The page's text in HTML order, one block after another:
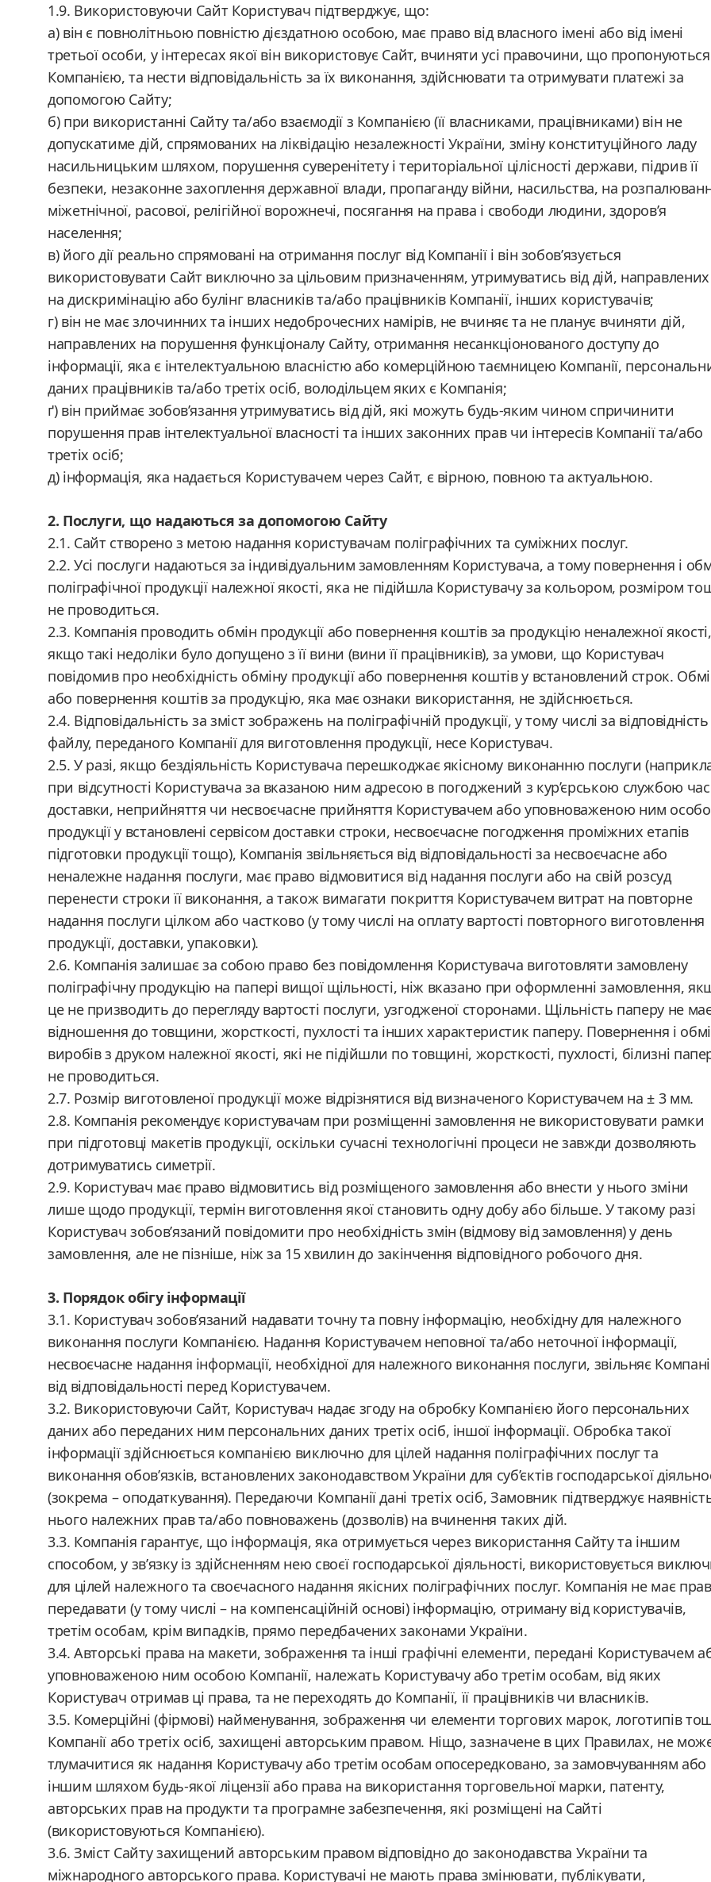
1.9. Використовуючи Сайт Користувач підтверджує, що:
а) він є повнолітньою повністю дієздатною особою, має право від власного імені або від імені
третьої особи, у інтересах якої він використовує Сайт, вчиняти усі правочини, що пропонуються
Компанією, та нести відповідальність за їх виконання, здійснювати та отримувати платежі за
допомогою Сайту;
б) при використанні Сайту та/або взаємодії з Компанією (її власниками, працівниками) він не
допускатиме дій, спрямованих на ліквідацію незалежності України, зміну конституційного ладу
насильницьким шляхом, порушення суверенітету і територіальної цілісності держави, підрив її
безпеки, незаконне захоплення державної влади, пропаганду війни, насильства, на
міжетнічної, расової, релігійної ворожнечі, посягання на права і свободи людини, здоров’я
населення;
в) його дії реально спрямовані на отримання послуг від Компанії і він зобов’язується
використовувати Сайт виключно за цільовим призначенням, утримуватись від дій, направлених
на дискримінацію або булінг власників та/або працівників Компанії, інших користувачів;
г) він не має злочинних та інших недоброчесних намірів, не вчиняє та не планує вчиняти дій,
направлених на порушення функціоналу Сайту, отримання несанкціонованого доступу до
інформації, яка є інтелектуальною власністю або комерційною таємницею Компанії,
даних працівників та/або третіх осіб, володільцем яких є Компанія;
ґ) він приймає зобов’язання утримуватись від дій, які можуть будь-яким чином спричинити
порушення прав інтелектуальної власності та інших законних прав чи інтересів Компанії та/або
третіх осіб;
д) інформація, яка надається Користувачем через Сайт, є вірною, повною та актуальною.
2. Послуги, що надаються за допомогою Сайту
2.1. Сайт створено з метою надання користувачам поліграфічних та суміжних послуг.
2.2. Усі послуги надаються за індивідуальним замовленням Користувача, а тому повернення і
поліграфічної продукції належної якості, яка не підійшла Користувачу за кольором, розміром
не проводиться.
2.3. Компанія проводить обмін продукції або повернення коштів за продукцію неналежної якості,
якщо такі недоліки було допущено з її вини (вини її працівників), за умови, що Користувач
повідомив про необхідність обміну продукції або повернення коштів у встановлений строк.
або повернення коштів за продукцію, яка має ознаки використання, не здійснюється.
2.4. Відповідальність за зміст зображень на поліграфічній продукції, у тому числі за відповідність
файлу, переданого Компанії для виготовлення продукції, несе Користувач.
2.5. У разі, якщо бездіяльність Користувача перешкоджає якісному виконанню послуги
при відсутності Користувача за вказаною ним адресою в погоджений з кур’єрською службою час
доставки, неприйняття чи несвоєчасне прийняття Користувачем або уповноваженою ним
продукції у встановлені сервісом доставки строки, несвоєчасне погодження проміжних етапів
підготовки продукції тощо), Компанія звільняється від відповідальності за несвоєчасне або
неналежне надання послуги, має право відмовитися від надання послуги або на свій розсуд
перенести строки її виконання, а також вимагати покриття Користувачем витрат на повторне
надання послуги цілком або частково (у тому числі на оплату вартості повторного виготовлення
продукції, доставки, упаковки).
2.6. Компанія залишає за собою право без повідомлення Користувача виготовляти замовлену
поліграфічну продукцію на папері вищої щільності, ніж вказано при оформленні замовлення,
це не призводить до перегляду вартості послуги, узгодженої сторонами. Щільність паперу не
відношення до товщини, жорсткості, пухлості та інших характеристик паперу. Повернення і
виробів з друком належної якості, які не підійшли по товщині, жорсткості, пухлості, білизні
не проводиться.
2.7. Розмір виготовленої продукції може відрізнятися від визначеного Користувачем на ± 3 мм.
2.8. Компанія рекомендує користувачам при розміщенні замовлення не використовувати рамки
при підготовці макетів продукції, оскільки сучасні технологічні процеси не завжди дозволяють
дотримуватись симетрії.
2.9. Користувач має право відмовитись від розміщеного замовлення або внести у нього зміни
лише щодо продукції, термін виготовлення якої становить одну добу або більше. У такому разі
Користувач зобов’язаний повідомити про необхідність змін (відмову від замовлення) у день
замовлення, але не пізніше, ніж за 15 хвилин до закінчення відповідного робочого дня.
3. Порядок обігу інформації
3.1. Користувач зобов’язаний надавати точну та повну інформацію, необхідну для належного
виконання послуги Компанією. Надання Користувачем неповної та/або неточної інформації,
несвоєчасне надання інформації, необхідної для належного виконання послуги, звільняє
від відповідальності перед Користувачем.
3.2. Використовуючи Сайт, Користувач надає згоду на обробку Компанією його персональних
даних або переданих ним персональних даних третіх осіб, іншої інформації. Обробка такої
інформації здійснюється компанією виключно для цілей надання поліграфічних послуг та
виконання обов’язків, встановлених законодавством України для суб’єктів господарської
(зокрема – оподаткування). Передаючи Компанії дані третіх осіб, Замовник підтверджує
нього належних прав та/або повноважень (дозволів) на вчинення таких дій.
3.3. Компанія гарантує, що інформація, яка отримується через використання Сайту та іншим
способом, у зв’язку із здійсненням нею своєї господарської діяльності, використовується
для цілей належного та своєчасного надання якісних поліграфічних послуг. Компанія не має
передавати (у тому числі – на компенсаційній основі) інформацію, отриману від користувачів,
третім особам, крім випадків, прямо передбачених законами України.
3.4. Авторські права на макети, зображення та інші графічні елементи, передані Користувачем
уповноваженою ним особою Компанії, належать Користувачу або третім особам, від яких
Користувач отримав ці права, та не переходять до Компанії, її працівників чи власників.
3.5. Комерційні (фірмові) найменування, зображення чи елементи торгових марок, логотипів
Компанії або третіх осіб, захищені авторським правом. Ніщо, зазначене в цих Правилах, не
тлумачитися як надання Користувачу або третім особам опосередковано, за замовчуванням або
іншим шляхом будь-якої ліцензії або права на використання торговельної марки, патенту,
авторських прав на продукти та програмне забезпечення, які розміщені на Сайті
(використовуються Компанією).
3.6. Зміст Сайту захищений авторським правом відповідно до законодавства України та
міжнародного авторського права. Користувачі не мають права змінювати, публікувати,